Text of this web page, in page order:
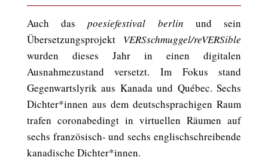
Auch daspoesiefestival berlin und sein
Übersetzungsprojekt VERSschmuggel/reVERSible
wurden dieses Jahr in einen digitalen
Ausnahmezustand versetzt. Im Fokus stand
Gegenwartslyrik aus Kanada und Québec. Sechs
Dichter*innen aus dem deutschsprachigen Raum
trafen coronabedingt in virtuellen Räumen auf
sechs französisch- und sechs englischschreibende
kanadische Dichter*innen.